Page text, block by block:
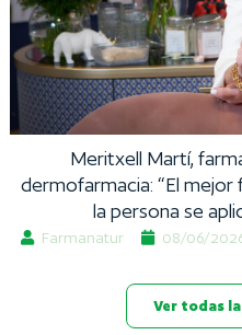
Meritxell Martí,
dermofarmacia: “El
la persona se
Farmanatur 08/06/
Ver todas